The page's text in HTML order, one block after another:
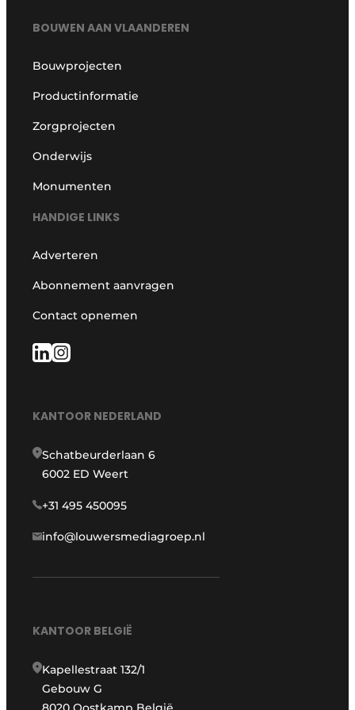
BOUWEN AAN VLAANDEREN
Bouwprojecten
Productinformatie
Zorgprojecten
Onderwijs
Monumenten
HANDIGE LINKS
Adverteren
Abonnement aanvragen
Contact opnemen
KANTOOR NEDERLAND
Schatbeurderlaan 6
6002 ED Weert
+31 495 450095
info@louwersmediagroep.nl
KANTOOR BELGIË
Kapellestraat 132/1
Gebouw G